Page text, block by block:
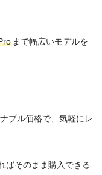
まで幅広いモデルを
ブル価格で、気軽にレ
ばそのまま購入できる